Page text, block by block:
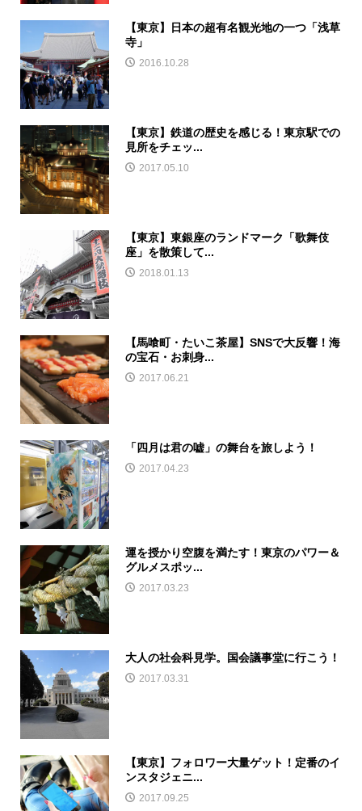
【東京】日本の超有名観光地の一つ「浅草
寺」
2016.10.28
【東京】鉄道の歴史を感じる！東京駅での
見所をチェッ...
2017.05.10
【東京】東銀座のランドマーク「歌舞伎
座」を散策して...
2018.01.13
【馬喰町・たいこ茶屋】SNSで大反響！海
の宝石・お刺身...
2017.06.21
「四月は君の嘘」の舞台を旅しよう！
2017.04.23
運を授かり空腹を満たす！東京のパワー＆
グルメスポッ...
2017.03.23
大人の社会科見学。国会議事堂に行こう！
2017.03.31
【東京】フォロワー大量ゲット！定番のイ
ンスタジェニ...
2017.09.25